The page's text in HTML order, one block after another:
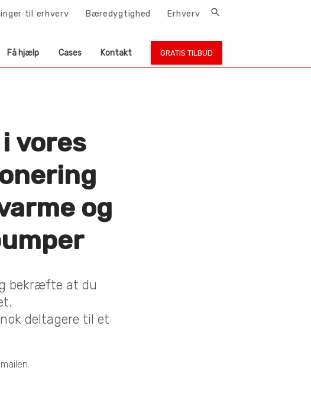
search
til erhverv Bæredygtighed Erhverv
Få hjælp Cases Kontakt GRATIS TILBUD
vores
og
bekræfte at du
deltagere til et